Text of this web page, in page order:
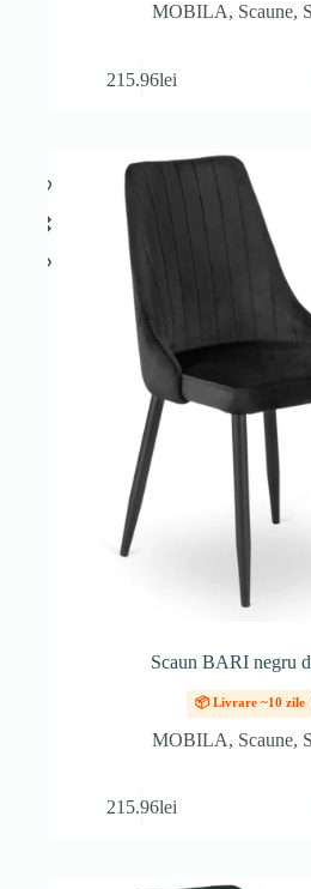
MOBILA, Scaune,
215.96lei
Scaun BARI negru
📦 Livrare ~10 zile
MOBILA, Scaune,
215.96lei